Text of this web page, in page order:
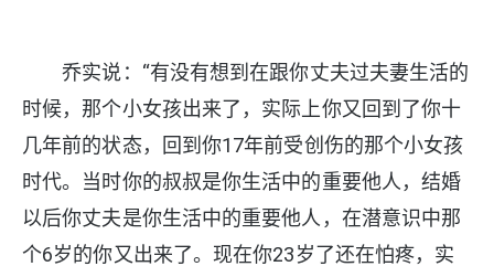
乔实说：“有没有想到在跟你丈夫过夫妻生活的
时候，那个小女孩出来了，实际上你又回到了你十
几年前的状态，回到你17年前受创伤的那个小女孩
时代。当时你的叔叔是你生活中的重要他人，结婚
以后你丈夫是你生活中的重要他人，在潜意识中那
个6岁的你又出来了。现在你23岁了还在怕疼，实